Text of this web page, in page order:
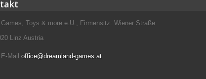
Games, Toys & more e.U., Firmensitz: Wiener Straße
Linz Austria
E-Mail office@dreamland-games.at